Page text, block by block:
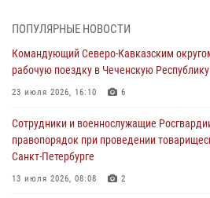
Кузбассе
08 августа 2026, 07:00
исполнилось 20 лет
08 августа 2026, 07:00
В Кабардино-Балкарии сотрудники
ПОПУЛЯРНЫЕ НОВОСТИ
Командующий Северо-Кавказским
рабочую поездку в Чеченскую Республику
23 июля 2026, 16:10 6
Сотрудники и военнослужащие
правопорядок при проведении
Санкт-Петербурге
13 июля 2026, 08:08 2